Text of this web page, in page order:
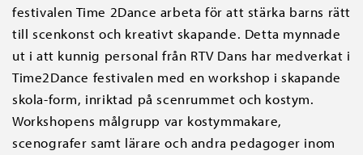
festivalen Time 2Dance arbeta för att stärka barns rätt
till scenkonst och kreativt skapande. Detta mynnade
ut i att kunnig personal från RTV Dans har medverkat i
Time2Dance festivalen med en workshop i skapande
skola-form, inriktad på scenrummet och kostym.
Workshopens målgrupp var kostymmakare,
scenografer samt lärare och andra pedagoger inom